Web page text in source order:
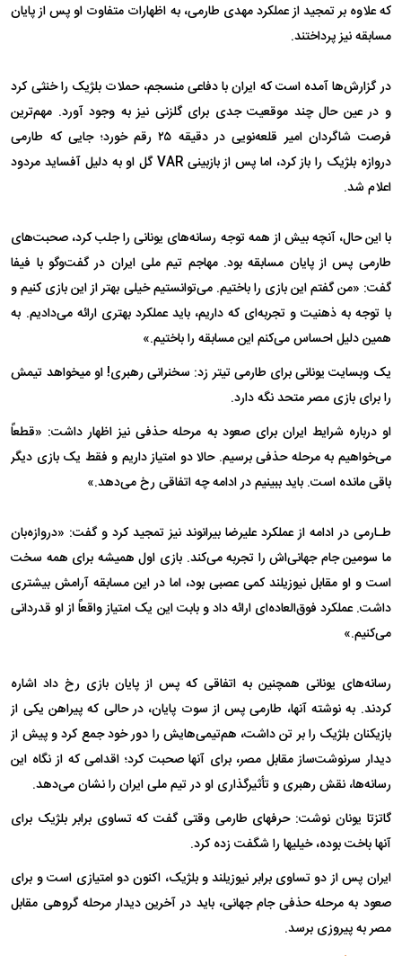
که علاوه بر تمجید از عملکرد مهدی طارمی، به اظهارات متفاوت او پس از پایان
مسابقه نیز پرداختند.
در گزارش‌ها آمده است که ایران با دفاعی منسجم، حملات بلژیک را خنثی کرد
و در عین حال چند موقعیت جدی برای گلزنی نیز به وجود آورد. مهم‌ترین
فرصت شاگردان امیر قلعه‌نویی در دقیقه ۲۵ رقم خورد؛ جایی که طارمی
دروازه بلژیک را باز کرد، اما پس از بازبینی VAR گل او به دلیل آفساید مردود
اعلام شد.
با این حال، آنچه بیش از همه توجه رسانه‌های یونانی را جلب کرد، صحبت‌های
طارمی پس از پایان مسابقه بود. مهاجم تیم ملی ایران در گفت‌وگو با فیفا
گفت: «من گفتم این بازی را باختیم. می‌توانستیم خیلی بهتر از این بازی کنیم و
با توجه به ذهنیت و تجربه‌ای که داریم، باید عملکرد بهتری ارائه می‌دادیم. به
همین دلیل احساس می‌کنم این مسابقه را باختیم.»
یک وبسایت یونانی برای طارمی تیتر زد: سخنرانی رهبری! او میخواهد تیمش
را برای بازی مصر متحد نگه دارد.
او درباره شرایط ایران برای صعود به مرحله حذفی نیز اظهار داشت: «قطعاً
می‌خواهیم به مرحله حذفی برسیم. حالا دو امتیاز داریم و فقط یک بازی دیگر
باقی مانده است. باید ببینیم در ادامه چه اتفاقی رخ می‌دهد.»
طـارمی در ادامه از عملکرد علیرضا بیرانوند نیز تمجید کرد و گفت: «دروازه‌بان
ما سومین جام جهانی‌اش را تجربه می‌کند. بازی اول همیشه برای همه سخت
است و او مقابل نیوزیلند کمی عصبی بود، اما در این مسابقه آرامش بیشتری
داشت. عملکرد فوق‌العاده‌ای ارائه داد و بابت این یک امتیاز واقعاً از او قدردانی
می‌کنیم.»
رسانه‌های یونانی همچنین به اتفاقی که پس از پایان بازی رخ داد اشاره
کردند. به نوشته آنها، طارمی پس از سوت پایان، در حالی که پیراهن یکی از
بازیکنان بلژیک را بر تن داشت، هم‌تیمی‌هایش را دور خود جمع کرد و پیش از
دیدار سرنوشت‌ساز مقابل مصر، برای آنها صحبت کرد؛ اقدامی که از نگاه این
رسانه‌ها، نقش رهبری و تأثیرگذاری او در تیم ملی ایران را نشان می‌دهد.
گاتزتا یونان نوشت: حرفهای طارمی وقتی گفت که تساوی برابر بلژیک برای
آنها باخت بوده، خیلیها را شگفت زده کرد.
ایران پس از دو تساوی برابر نیوزیلند و بلژیک، اکنون دو امتیازی است و برای
صعود به مرحله حذفی جام جهانی، باید در آخرین دیدار مرحله گروهی مقابل
مصر به پیروزی برسد.